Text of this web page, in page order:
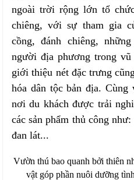
ngoài trời rộng lớn tổ
chiêng, với sự tham gia
cồng, đánh chiêng,
người địa phương trong
giới thiệu nét đặc trưng
hóa dân tộc bản địa.
nơi du khách được trải
các sản phẩm thủ công
đan lát...
Vườn thú bao quanh bởi thiên
vật góp phần nuôi dưỡng